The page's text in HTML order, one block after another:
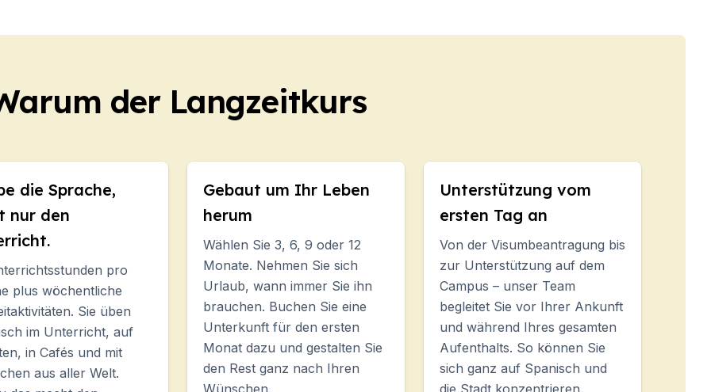
der Langzeitkurs
die Sprache,
nur den
pro
plus wöchentliche
Sie üben
im Unterricht, auf
in Cafés und mit
aus aller Welt.
Gebaut um Ihr Leben
herum
Wählen Sie 3, 6, 9 oder 12
Monate. Nehmen Sie sich
Urlaub, wann immer Sie ihn
brauchen. Buchen Sie eine
Unterkunft für den ersten
Monat dazu und gestalten Sie
den Rest ganz nach Ihren
Unterstützung vom
ersten Tag an
Von der Visumbeantragung bis
zur Unterstützung auf dem
Campus – unser Team
begleitet Sie vor Ihrer Ankunft
und während Ihres gesamten
Aufenthalts. So können Sie
sich ganz auf Spanisch und